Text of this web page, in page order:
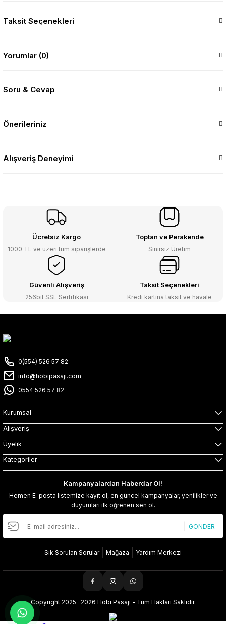
Taksit Seçenekleri
Yorumlar (0)
Soru & Cevap
Önerileriniz
Alışveriş Deneyimi
Ücretsiz Kargo
1000 TL ve üzeri tüm siparişlerde
Toptan ve Perakende
Sınırsız Üretim
Güvenli Alışveriş
256bit SSL Sertifikası
Taksit Seçenekleri
Kredi kartına taksit ve havale
0(554) 526 57 82
info@hobipasaji.com
0554 526 57 82
Kurumsal
Alışveriş
Üyelik
Kategoriler
Kampanyalardan Haberdar Ol!
Hemen E-posta listemize kayıt ol, en güncel kampanyalar, yenilikler ve
duyuruları ilk öğrenen sen ol.
GÖNDER
Sık Sorulan Sorular Mağaza Yardım Merkezi
Copyright 2025 -2026 Hobi Pasajı - Tüm Hakları Saklıdır.